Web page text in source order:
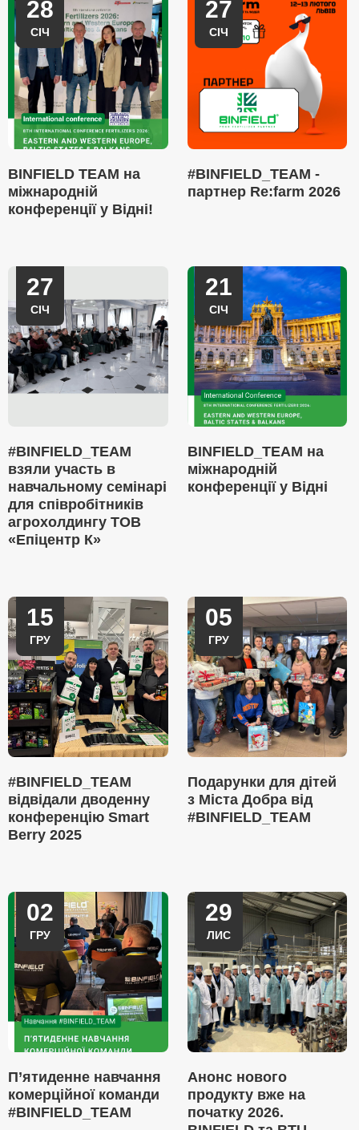
28
СІЧ
BINFIELD TEAM на
міжнародній
конференції у Відні!
27
СІЧ
#BINFIELD_TEAM -
партнер Re:farm 2026
27
СІЧ
#BINFIELD_TEAM
взяли участь в
навчальному семінарі
для співробітників
агрохолдингу ТОВ
«Епіцентр К»
21
СІЧ
BINFIELD_TEAM на
міжнародній
конференції у Відні
15
ГРУ
#BINFIELD_TEAM
відвідали дводенну
конференцію Smart
Berry 2025
05
ГРУ
Подарунки для дітей
з Міста Добра від
#BINFIELD_TEAM
02
ГРУ
П’ятиденне навчання
комерційної команди
#BINFIELD_TEAM
29
ЛИС
Анонс нового
продукту вже на
початку 2026.